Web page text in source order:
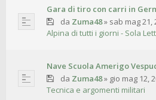
Gara di tiro con carri in
da Zuma48» sab mag 21,
Alpina di tutti i giorni - Sola
Nave Scuola Amerigo
da Zuma48» gio mag 12,
Tecnica e argomenti militari